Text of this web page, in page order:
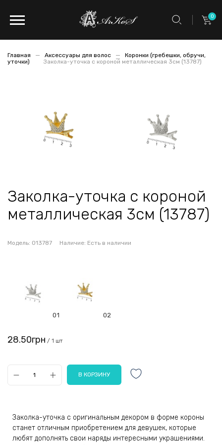
0
Главная Аксессуары для волос
Коронки (гребешки, обручи,
уточки)
Заколка-уточка с короной металлическая 3см (13787)
Заколка-уточка с короной
металлическая 3см (13787)
Модель: 013787 Наличие: Есть в наличии
01 02
28.50грн / 1 шт
Заколка-уточка с оригинальным декором в форме короны
станет отличным приобретением для девушек, которые
любят дополнять свои наряды интересными украшениями.